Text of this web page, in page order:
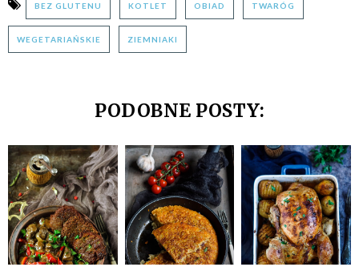
BEZ GLUTENU KOTLET OBIAD TWARÓG
WEGETARIAŃSKIE ZIEMNIAKI
PODOBNE POSTY: